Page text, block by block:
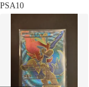
PSA10